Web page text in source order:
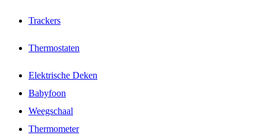
Trackers
Thermostaten
Elektrische Deken
Babyfoon
Weegschaal
Thermometer